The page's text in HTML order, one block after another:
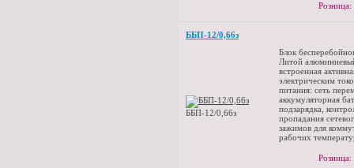
ББП-12/0,66з
ББП-12/0,66з
Блок
Литой
встроенная
электрическим
питания: сеть
аккумуляторная
подзарядка,
пропадания
зажимов для
рабочих